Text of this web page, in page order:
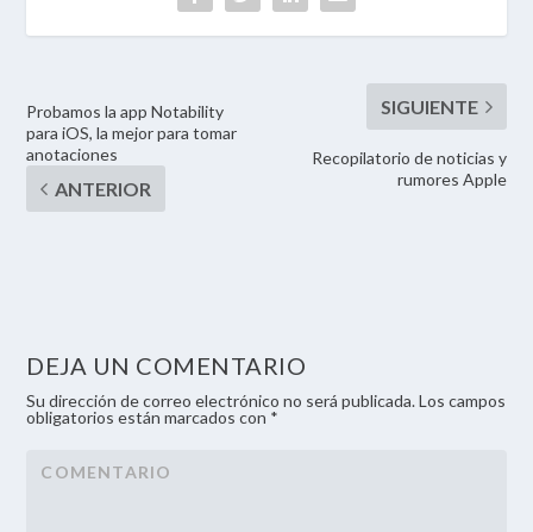
Probamos la app Notability
para iOS, la mejor para tomar
anotaciones
Recopilatorio de noticias y
rumores Apple
DEJA UN COMENTARIO
Su dirección de correo electrónico no será publicada. Los campos
obligatorios están marcados con *